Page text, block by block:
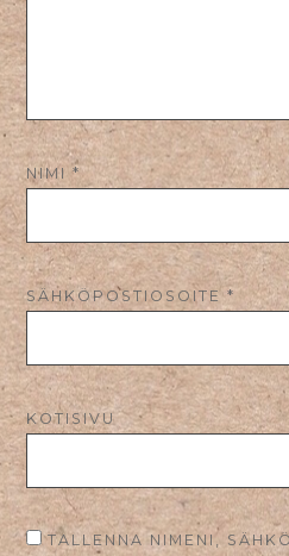
NIMI*
SÄHKÖPOSTIOSOITE*
KOTISIVU
TALLENNA NIMENI,